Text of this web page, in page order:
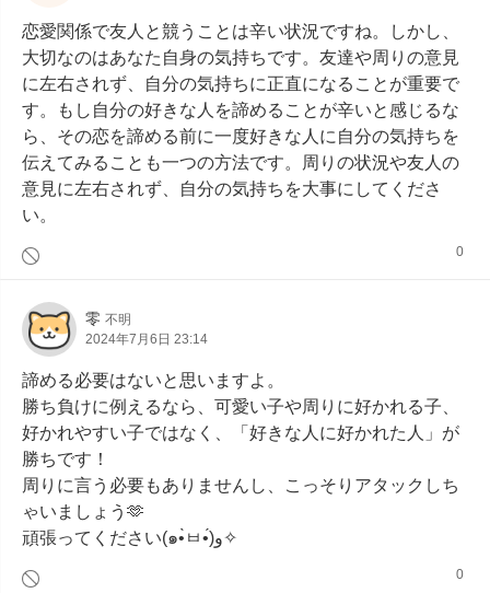
恋愛関係で友人と競うことは辛い状況ですね。しかし、
大切なのはあなた自身の気持ちです。友達や周りの意見
に左右されず、自分の気持ちに正直になることが重要で
す。もし自分の好きな人を諦めることが辛いと感じるな
ら、その恋を諦める前に一度好きな人に自分の気持ちを
伝えてみることも一つの方法です。周りの状況や友人の
意見に左右されず、自分の気持ちを大事にしてくださ
い。
0
零 不明
2024年7月6日 23:14
諦める必要はないと思いますよ。
勝ち負けに例えるなら、可愛い子や周りに好かれる子、
好かれやすい子ではなく、「好きな人に好かれた人」が
勝ちです！
周りに言う必要もありませんし、こっそりアタックしち
ゃいましょう🫶
頑張ってください(๑•̀ㅂ•́)و✧
0